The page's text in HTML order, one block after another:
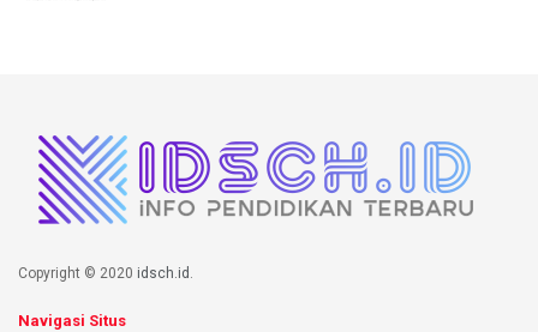
Copyright © 2020 idsch.id
Navigasi Situs